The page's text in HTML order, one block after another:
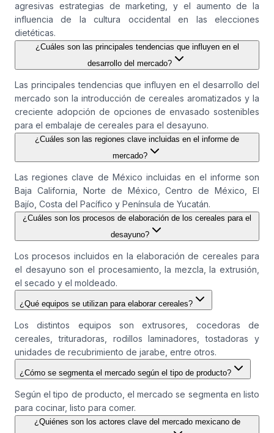
agresivas estrategias de marketing, y el aumento de la
influencia de la cultura occidental en las elecciones
dietéticas.
¿Cuáles son las principales tendencias que influyen en el
desarrollo del mercado?
Las principales tendencias que influyen en el desarrollo del
mercado son la introducción de cereales aromatizados y la
creciente adopción de opciones de envasado sostenibles
para el embalaje de cereales para el desayuno.
¿Cuáles son las regiones clave incluidas en el informe de
mercado?
Las regiones clave de México incluidas en el informe son
Baja California, Norte de México, Centro de México, El
Bajío, Costa del Pacífico y Península de Yucatán.
¿Cuáles son los procesos de elaboración de los cereales para el
desayuno?
Los procesos incluidos en la elaboración de cereales para
el desayuno son el procesamiento, la mezcla, la extrusión,
el secado y el moldeado.
¿Qué equipos se utilizan para elaborar cereales?
Los distintos equipos son extrusores, cocedoras de
cereales, trituradoras, rodillos laminadores, tostadoras y
unidades de recubrimiento de jarabe, entre otros.
¿Cómo se segmenta el mercado según el tipo de producto?
Según el tipo de producto, el mercado se segmenta en listo
para cocinar, listo para comer.
¿Quiénes son los actores clave del mercado mexicano de